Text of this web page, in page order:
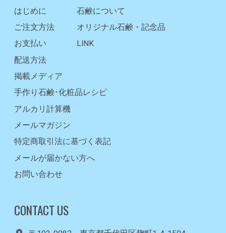
はじめに
ご注文方法
お支払い
石鹸について
オリジナル石鹸・記念品
LINK
配送方法
掲載メディア
手作り石鹸･化粧品レシピ
アルカリ計算機
メールマガジン
特定商取引法に基づく表記
メールが届かない方へ
お問い合わせ
CONTACT US